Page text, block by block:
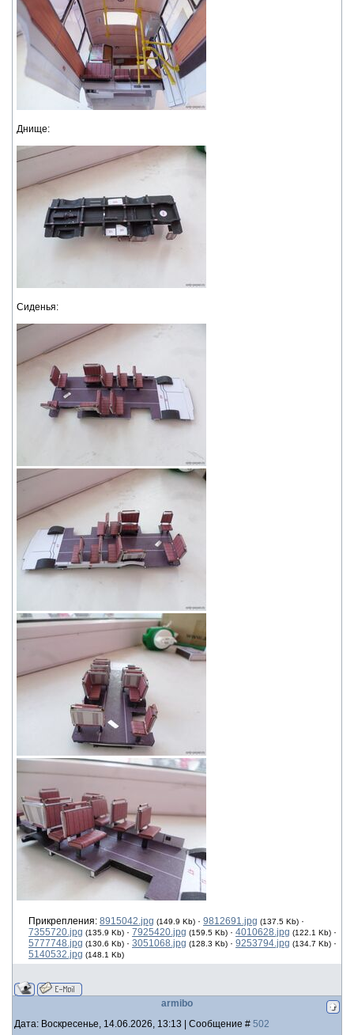
Днище:
Сиденья:
Прикрепления: 8915042.jpg (149.9 Kb) · 9812691.jpg (137.5 Kb) ·
7355720.jpg (135.9 Kb) · 7925420.jpg (159.5 Kb) · 4010628.jpg (122.1 Kb) ·
5777748.jpg (130.6 Kb) · 3051068.jpg (128.3 Kb) · 9253794.jpg (134.7 Kb) ·
5140532.jpg (148.1 Kb)
armibo
Дата: Воскресенье, 14.06.2026, 13:13 | Сообщение # 502